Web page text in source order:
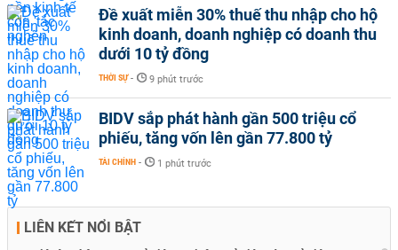
Đề xuất miễn 30% thuế thu nhập cho hộ
kinh doanh, doanh nghiệp có doanh thu
dưới 10 tỷ đồng
THỜI SỰ - 9 phút trước
BIDV sắp phát hành gần 500 triệu cổ
phiếu, tăng vốn lên gần 77.800 tỷ
TÀI CHÍNH - 1 phút trước
LIÊN KẾT NỔI BẬT